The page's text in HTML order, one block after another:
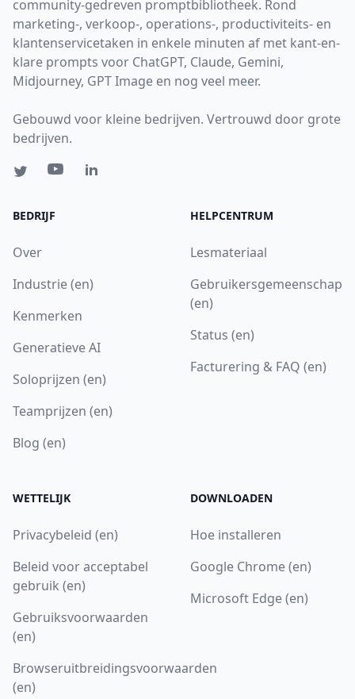
community-gedreven promptbibliotheek. Rond
marketing-, verkoop-, operations-, productiviteits- en
klantenservicetaken in enkele minuten af met kant-en-
klare prompts voor ChatGPT, Claude, Gemini,
Midjourney, GPT Image en nog veel meer.
Gebouwd voor kleine bedrijven. Vertrouwd door grote
bedrijven.
BEDRIJF
Over
Industrie (en)
Kenmerken
Generatieve AI
Soloprijzen (en)
Teamprijzen (en)
Blog (en)
HELPCENTRUM
Lesmateriaal
Gebruikersgemeenschap
(en)
Status (en)
Facturering & FAQ (en)
WETTELIJK
Privacybeleid (en)
Beleid voor acceptabel
gebruik (en)
Gebruiksvoorwaarden
(en)
Browseruitbreidingsvoorwaarden
(en)
DOWNLOADEN
Hoe installeren
Google Chrome (en)
Microsoft Edge (en)